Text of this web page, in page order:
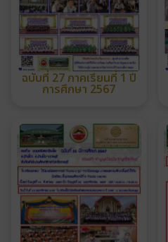
ฉบับที่ 27 ภาคเรียนที่ 1 ปี
การศึกษา 2567